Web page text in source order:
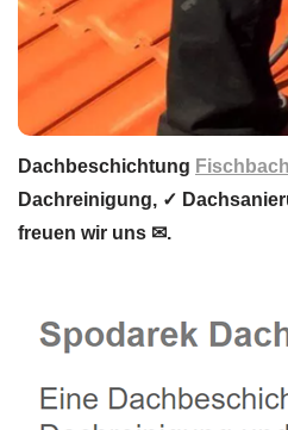
Dachbeschichtung
Dachreinigung, ✓
freuen wir uns ✉.